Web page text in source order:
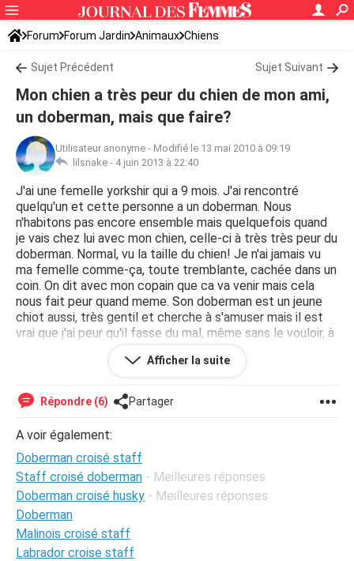
Forum Forum Jardin Animaux Chiens
Sujet Précédent Sujet Suivant
Mon chien a très peur du chien de mon ami,
un doberman, mais que faire?
Utilisateur anonyme - Modifié le 13 mai 2010 à 09:19
lilsnake - 4 juin 2013 à 22:40
J'ai une femelle yorkshir qui a 9 mois. J'ai rencontré
quelqu'un et cette personne a un doberman. Nous
n'habitons pas encore ensemble mais quelquefois quand
je vais chez lui avec mon chien, celle-ci à très très peur du
doberman. Normal, vu la taille du chien! Je n'ai jamais vu
ma femelle comme-ça, toute tremblante, cachée dans un
coin. On dit avec mon copain que ca va venir mais cela
nous fait peur quand meme. Son doberman est un jeune
chiot aussi, très gentil et cherche à s'amuser mais il est
vrai que j'ai peur qu'il fasse du mal, même sans le vouloir, à
Comment faire pour que celle-ci n'ai plus peur? Merci de
Afficher la suite
Répondre (6) Partager
A voir également:
Doberman croisé staff
Staff croisé doberman - Meilleures réponses
Doberman croisé husky - Meilleures réponses
Doberman
Malinois croisé staff
Labrador croise staff